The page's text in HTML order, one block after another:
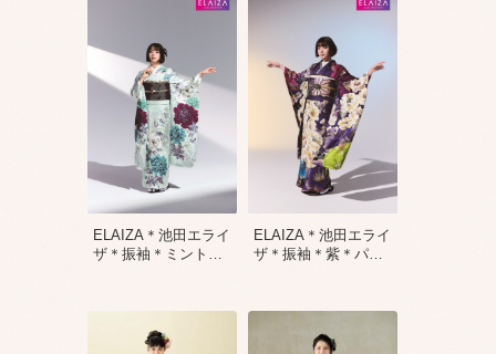
ELAIZA＊池田エライ
ザ＊振袖＊ミント
ELAIZA＊池田エライ
ザ＊振袖＊紫＊パ